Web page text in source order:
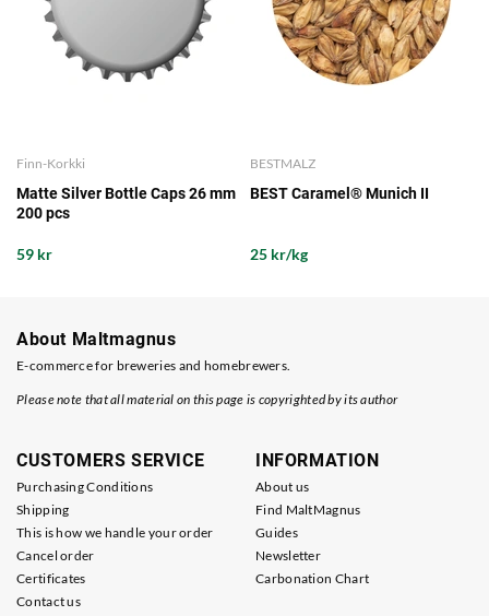
Finn-Korkki
Matte Silver Bottle Caps 26 mm
200 pcs
59 kr
BESTMALZ
BEST Caramel® Munich II
25 kr/kg
About Maltmagnus
E-commerce for breweries and homebrewers.
Please note that all material on this page is copyrighted by its author
CUSTOMERS SERVICE
Purchasing Conditions
Shipping
This is how we handle your order
Cancel order
Certificates
Contact us
INFORMATION
About us
Find MaltMagnus
Guides
Newsletter
Carbonation Chart